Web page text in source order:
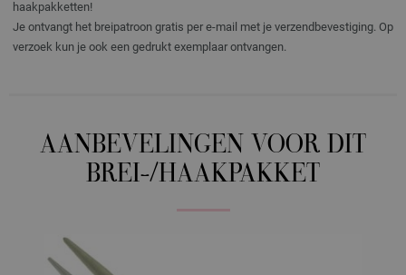
haakpakketten!
Je ontvangt het breipatroon gratis per e-mail met je verzendbevestiging. Op
verzoek kun je ook een gedrukt exemplaar ontvangen.
AANBEVELINGEN VOOR DIT
BREI-/HAAKPAKKET